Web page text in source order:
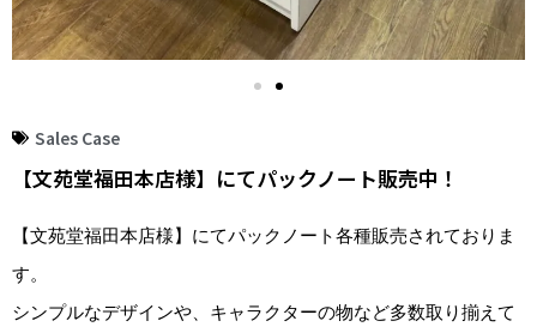
Sales Case
【文苑堂福田本店様】にてパックノート販売中！
【文苑堂福田本店様】にてパックノート各種販売されておりま
す。
シンプルなデザインや、キャラクターの物など多数取り揃えて